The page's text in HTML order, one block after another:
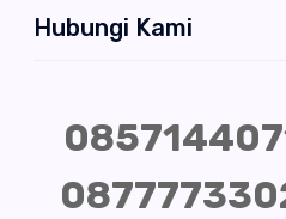
Hubungi Kami